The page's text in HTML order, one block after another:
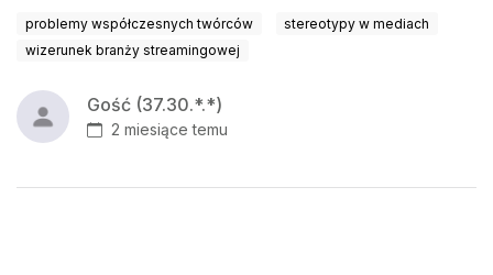
problemy współczesnych twórców
stereotypy w mediach
wizerunek branży streamingowej
Gość (37.30.*.*)
2 miesiące temu